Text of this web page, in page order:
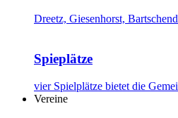
Dreetz, Giesenhorst,
Spieplätze
vier Spielplätze bietet die
Vereine